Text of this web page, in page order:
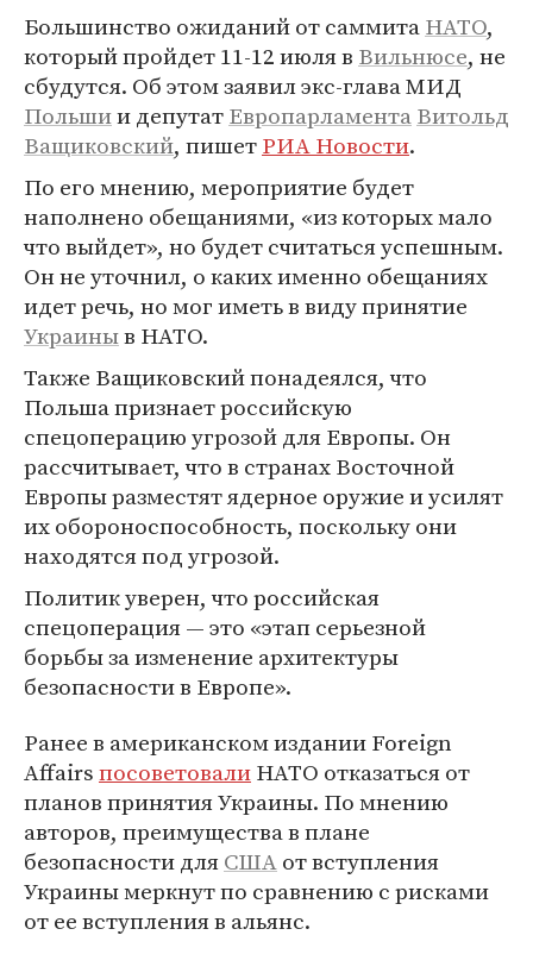
Большинство ожиданий от саммитаНАТО,
который пройдет 11-12 июля в Вильнюсе, не
сбудутся. Об этом заявил экс-глава МИД
Польшии депутатЕвропарламентаВитольд
Ващиковский, пишетРИА Новости.
По его мнению, мероприятие будет
наполнено обещаниями, «из которых мало
что выйдет», но будет считаться успешным.
Он не уточнил, о каких именно обещаниях
идет речь, но мог иметь в виду принятие
Украиныв НАТО.
Также Ващиковский понадеялся, что
Польша признает российскую
спецоперацию угрозой для Европы. Он
рассчитывает, что в странах Восточной
Европы разместят ядерное оружие и усилят
их обороноспособность, поскольку они
находятся под угрозой.
Политик уверен, что российская
спецоперация — это «этап серьезной
борьбы за изменение архитектуры
безопасности в Европе».
Ранее в американском издании Foreign
AffairsпосоветовалиНАТО отказаться от
планов принятия Украины. По мнению
авторов, преимущества в плане
безопасности дляСШАот вступления
Украины меркнут по сравнению с рисками
от ее вступления в альянс.